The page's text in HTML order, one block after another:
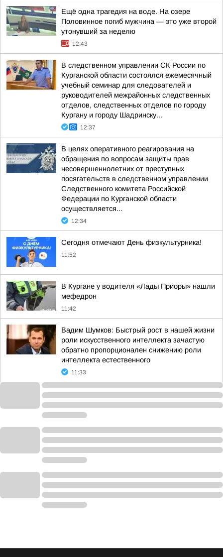
Ещё одна трагедия на воде. На озере
Половинное погиб мужчина — это уже второй
утонувший за неделю
12:43
В следственном управлении СК России по
Курганской области состоялся ежемесячный
учебный семинар для следователей и
руководителей межрайонных следственных
отделов, следственных отделов по городу
Кургану и городу Шадринску...
12:37
В целях оперативного реагирования на
обращения по вопросам защиты прав
несовершеннолетних от преступных
посягательств в следственном управлении
Следственного комитета Российской
Федерации по Курганской области
осуществляется...
12:34
Сегодня отмечают День физкультурника!
11:52
В Кургане у водителя «Лады Приоры» нашли
мефедрон
11:42
Вадим Шумков: Быстрый рост в нашей жизни
роли искусственного интеллекта зачастую
обратно пропорционален снижению роли
интеллекта естественного
11:33